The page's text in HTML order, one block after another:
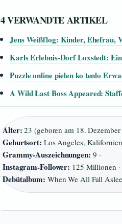
4 VERWANDTE ARTIKEL
Jens Weißflog: Kinder, Ehefrau,
Karls Erlebnis-Dorf Loxstedt:
Puzzle online pielen ko tenlo
A Wild Last Boss Appeared:
Alter: 23 (geboren am 18. Dezember
Geburtsort: Los Angeles,
Grammy-Auszeichnungen: 9 ·
Instagram-Follower: 125 Millionen ·
Debütalbum: When We All Fall